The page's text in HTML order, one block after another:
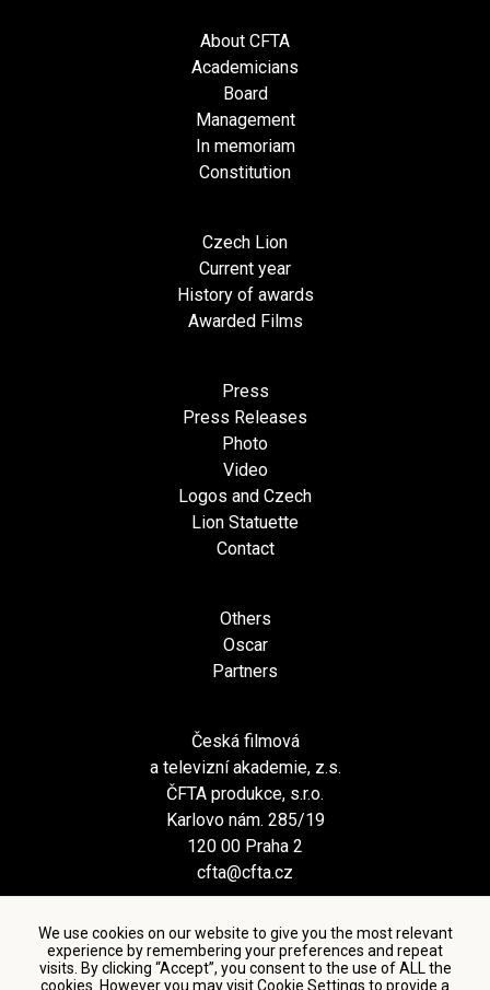
We use cookies on our website to give you the most relevant
experience by remembering your preferences and repeat
visits. By clicking “Accept”, you consent to the use of ALL the
cookies. However you may visit Cookie Settings to provide a
About CFTA
Academicians
Board
Management
In memoriam
Constitution
Czech Lion
Current year
History of awards
Awarded Films
Press
Press Releases
Photo
Video
Logos and Czech
Lion Statuette
Contact
Others
Oscar
Partners
Česká filmová
a televizní akademie, z.s.
ČFTA produkce, s.r.o.
Karlovo nám. 285/19
120 00 Praha 2
cfta@cfta.cz